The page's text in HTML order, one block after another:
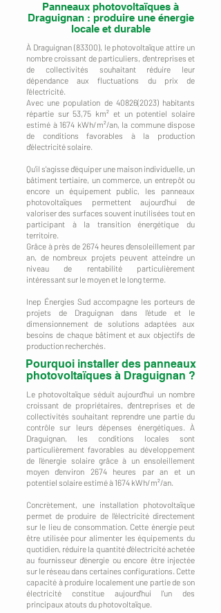
Panneaux photovoltaïques à
Draguignan : produire une énergie
locale et durable
À Draguignan (83300), le photovoltaïque attire un
nombre croissant de particuliers, d'entreprises et
de collectivités souhaitant réduire leur
dépendance aux fluctuations du prix de
l'électricité.
Avec une population de 40826(2023)habitants
répartie sur 53,75 km² et un potentiel solaire
estimé à 1674 kWh/m²/an, la commune dispose
de conditions favorables à la production
d'électricité solaire.
Qu'il s'agisse d'équiper une maison individuelle, un
bâtiment tertiaire, un commerce, un entrepôt ou
encore un équipement public, les panneaux
photovoltaïques permettent aujourd'hui de
valoriser des surfaces souvent inutilisées tout en
participant à la transition énergétique du
territoire.
Grâce à près de 2674 heures d'ensoleillement par
an, de nombreux projets peuvent atteindre un
niveau de rentabilité particulièrement
intéressant sur le moyen et le long terme.
Inep Énergies Sud accompagne les porteurs de
projets de Draguignan dans l'étude et le
dimensionnement de solutions adaptées aux
besoins de chaque bâtiment et aux objectifs de
production recherchés.
Pourquoi installer des panneaux
photovoltaïques à Draguignan ?
Le photovoltaïque séduit aujourd'hui un nombre
croissant de propriétaires, d'entreprises et de
collectivités souhaitant reprendre une partie du
contrôle sur leurs dépenses énergétiques. À
Draguignan, les conditions locales sont
particulièrement favorables au développement
de l'énergie solaire grâce à un ensoleillement
moyen d'environ 2674 heures par an et un
potentiel solaire estimé à 1674 kWh/m²/an.
Concrètement, une installation photovoltaïque
permet de produire de l'électricité directement
sur le lieu de consommation. Cette énergie peut
être utilisée pour alimenter les équipements du
quotidien, réduire la quantité d'électricité achetée
au fournisseur d'énergie ou encore être injectée
sur le réseau dans certaines configurations. Cette
capacité à produire localement une partie de son
électricité constitue aujourd'hui l'un des
principaux atouts du photovoltaïque.